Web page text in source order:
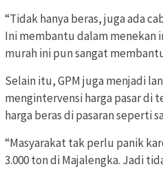
“Tidak hanya beras, juga ada
Ini membantu dalam menekan
murah ini pun sangat
Selain itu, GPM juga menjadi
mengintervensi harga pasar di
harga beras di pasaran seperti
“Masyarakat tak perlu panik
3.000 ton di Majalengka. Jadi